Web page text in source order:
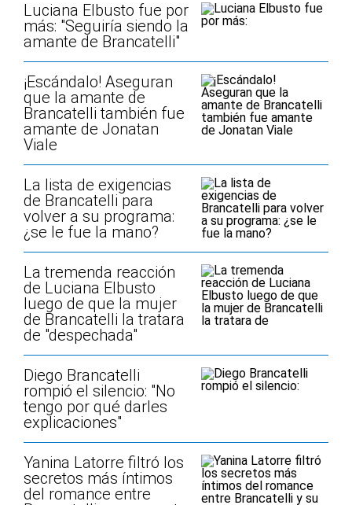
Luciana Elbusto fue por
más: "Seguiría siendo la
amante de Brancatelli"
¡Escándalo! Aseguran
que la amante de
Brancatelli también fue
amante de Jonatan
Viale
La lista de exigencias
de Brancatelli para
volver a su programa:
¿se le fue la mano?
La tremenda reacción
de Luciana Elbusto
luego de que la mujer
de Brancatelli la tratara
de "despechada"
Diego Brancatelli
rompió el silencio: "No
tengo por qué darles
explicaciones"
Yanina Latorre filtró los
secretos más íntimos
del romance entre